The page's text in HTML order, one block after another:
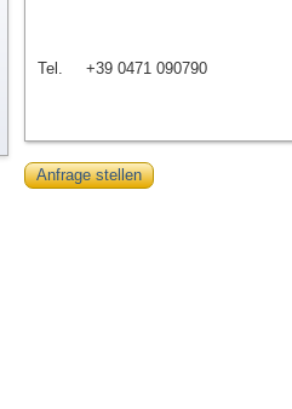
Tel. +39 0471 090790
Anfrage stellen